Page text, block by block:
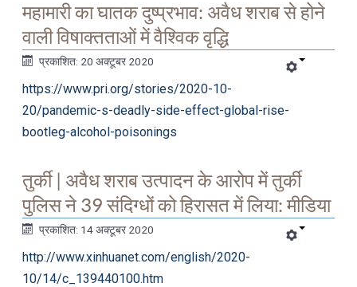
महामारी का घातक दुष्प्रभाव: अवैध शराब से होने
वाली विषाक्तताओं में वैश्विक वृद्धि
प्रकाशित: 20 अक्टूबर 2020
https://www.pri.org/stories/2020-10-
20/pandemic-s-deadly-side-effect-global-rise-
bootleg-alcohol-poisonings
तुर्की | अवैध शराब उत्पादन के आरोप में तुर्की
पुलिस ने 39 संदिग्धों को हिरासत में लिया: मीडिया
प्रकाशित: 14 अक्टूबर 2020
http://www.xinhuanet.com/english/2020-
10/14/c_139440100.htm